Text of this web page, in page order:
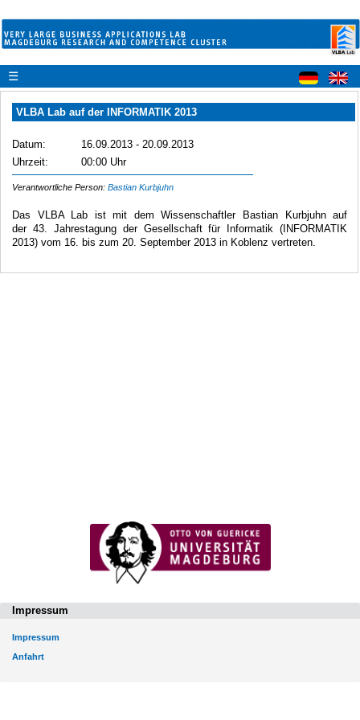
☰
VLBA Lab auf der INFORMATIK 2013
Datum:
16.09.2013 - 20.09.2013
Uhrzeit:
00:00 Uhr
Verantwortliche Person: Bastian Kurbjuhn
Das VLBA Lab ist mit dem Wissenschaftler Bastian Kurbjuhn auf
der 43. Jahrestagung der Gesellschaft für Informatik (INFORMATIK
2013) vom 16. bis zum 20. September 2013 in Koblenz vertreten.
Impressum
Impressum
Anfahrt